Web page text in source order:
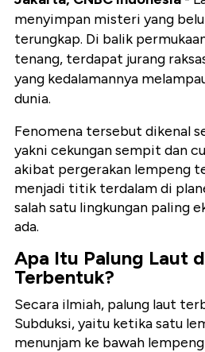
menyimpan misteri yang
terungkap. Di balik
tenang, terdapat jurang
yang kedalamannya
dunia.
Fenomena tersebut dikenal
yakni cekungan sempit dan
akibat pergerakan lempeng
menjadi titik terdalam di
salah satu lingkungan paling
ada.
Apa Itu Palung Laut
Terbentuk?
Secara ilmiah, palung laut
Subduksi, yaitu ketika satu
menunjam ke bawah